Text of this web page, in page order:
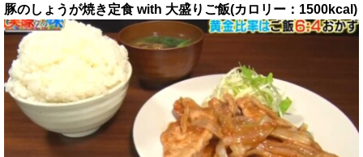
豚のしょうが焼き定食 with 大盛りご飯(カロリー：1500kcal)